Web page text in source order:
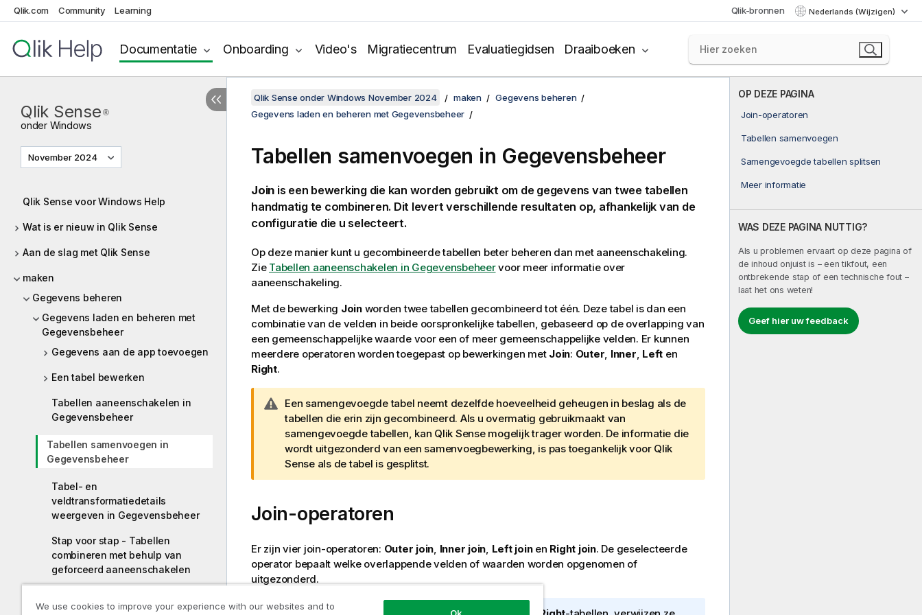
Qlik.com Community Learning Qlik-bronnen Nederlands (Wijzigen)
Documentatie Onboarding Video's Migratiecentrum Evaluatiegidsen Draaiboeken
Qlik Sense ®
onder Windows
November 2024
Qlik Sense voor Windows Help
Wat is er nieuw in Qlik Sense
Aan de slag met Qlik Sense
maken
Gegevens beheren
Gegevens laden en beheren met
Gegevensbeheer
Gegevens aan de app toevoegen
Een tabel bewerken
Tabellen aaneenschakelen in
Gegevensbeheer
Tabellen samenvoegen in
Gegevensbeheer
Tabel- en
veldtransformatiedetails
weergeven in Gegevensbeheer
Stap voor stap - Tabellen
combineren met behulp van
geforceerd aaneenschakelen
Gegevensbeheer
OP DEZE PAGINA
Join-operatoren
Tabellen samenvoegen
Samengevoegde tabellen splitsen
Meer informatie
WAS DEZE PAGINA NUTTIG?
Als u problemen ervaart op deze pagina of
de inhoud onjuist is – een tikfout, een
ontbrekende stap of een technische fout –
laat het ons weten!
Geef hier uw feedback
Qlik Sense onder Windows November 2024 maken
Gegevens beheren
Gegevens laden en beheren met Gegevensbeheer
Tabellen samenvoegen in Gegevensbeheer
Join is een bewerking die kan worden gebruikt om de gegevens van twee tabellen
handmatig te combineren. Dit levert verschillende resultaten op, afhankelijk van de
configuratie die u selecteert.
Op deze manier kunt u gecombineerde tabellen beter beheren dan met aaneenschakeling.
Zie Tabellen aaneenschakelen in Gegevensbeheervoor meer informatie over
aaneenschakeling.
Met de bewerking Joinworden twee tabellen gecombineerd tot één. Deze tabel is dan een
combinatie van de velden in beide oorspronkelijke tabellen, gebaseerd op de overlapping van
een gemeenschappelijke waarde voor een of meer gemeenschappelijke velden. Er kunnen
meerdere operatoren worden toegepast op bewerkingen met Join: Outer, Inner, Left en
Right.
W
a
a
r
s
c
u
w
n
g
Een samengevoegde tabel neemt dezelfde hoeveelheid geheugen in beslag als de
tabellen die erin zijn gecombineerd. Als u overmatig gebruikmaakt van
samengevoegde tabellen, kan Qlik Sensemogelijk trager worden. De informatie die
wordt uitgezonderd van een samenvoegbewerking, is pas toegankelijk voor Qlik
Senseals de tabel is gesplitst.
Join-operatoren
Er zijn vier join-operatoren: Outer join Inner join Left joinen Right join. De geselecteerde
operator bepaalt welke overlappende velden of waarden worden opgenomen of
uitgezonderd.
We use cookies to improve your experience with our websites and to